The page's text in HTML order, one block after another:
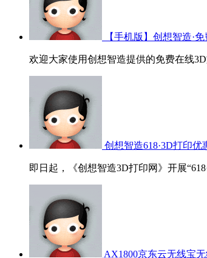
【手机版】创想智造·
欢迎大家使用创想智造提供的免费在线
创想智造618·3D打印优
即日起，《创想智造3D打印网》开展
AX1800京东云无线宝